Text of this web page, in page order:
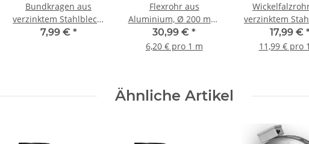
Bundkragen aus
verzinktem Stahlblech,
mit Dichtung, Ø 250
7,99 € *
Flexrohr aus
Aluminium, Ø 200 mm,
5 m 200 mm
30,99 € *
6,20 € pro 1 m
verzinktem
Ø 200 mm, 1,5
17,99 €
11,99 € pro
Ähnliche Artikel